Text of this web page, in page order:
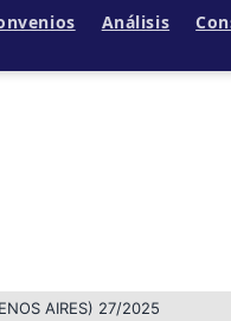
Análisis
AIRES) 27/2025